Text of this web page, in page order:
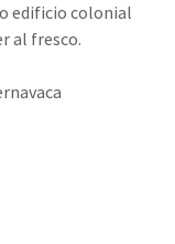
edificio colonial
al fresco.